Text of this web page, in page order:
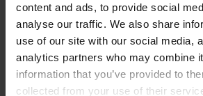
content and ads, to provide social
analyse our traffic. We also share
use of our site with our social media,
analytics partners who may combine
information that you’ve provided to
collected from your use of their
waarom het noodzakelijk is om
integreren in jouw S&OP-proces.
1. VUCA is het nieuwe normaal
De VUCA-omgeving (volatiliteit,
en ambiguïteit) heeft de laatste tijd de